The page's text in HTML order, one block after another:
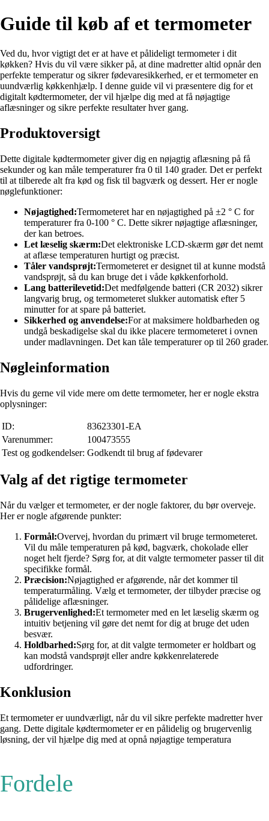
Guide til køb af et termometer
Ved du, hvor vigtigt det er at have et pålideligt termometer i dit
køkken? Hvis du vil være sikker på, at dine madretter altid opnår den
perfekte temperatur og sikrer fødevaresikkerhed, er et termometer en
uundværlig køkkenhjælp. I denne guide vil vi præsentere dig for et
digitalt kødtermometer, der vil hjælpe dig med at få nøjagtige
aflæsninger og sikre perfekte resultater hver gang.
Produktoversigt
Dette digitale kødtermometer giver dig en nøjagtig aflæsning på få
sekunder og kan måle temperaturer fra 0 til 140 grader. Det er perfekt
til at tilberede alt fra kød og fisk til bagværk og dessert. Her er nogle
nøglefunktioner:
Nøjagtighed:Termometeret har en nøjagtighed på ±2 ° C for
temperaturer fra 0-100 ° C. Dette sikrer nøjagtige aflæsninger,
der kan betroes.
Let læselig skærm:Det elektroniske LCD-skærm gør det nemt
at aflæse temperaturen hurtigt og præcist.
Tåler vandsprøjt:Termometeret er designet til at kunne modstå
vandsprøjt, så du kan bruge det i våde køkkenforhold.
Lang batterilevetid:Det medfølgende batteri (CR 2032) sikrer
langvarig brug, og termometeret slukker automatisk efter 5
minutter for at spare på batteriet.
Sikkerhed og anvendelse:For at maksimere holdbarheden og
undgå beskadigelse skal du ikke placere termometeret i ovnen
under madlavningen. Det kan tåle temperaturer op til 260 grader.
Nøgleinformation
Hvis du gerne vil vide mere om dette termometer, her er nogle ekstra
oplysninger:
ID:
83623301-EA
Varenummer:
100473555
Test og godkendelser: Godkendt til brug af fødevarer
Valg af det rigtige termometer
Når du vælger et termometer, er der nogle faktorer, du bør overveje.
Her er nogle afgørende punkter:
Formål:Overvej, hvordan du primært vil bruge termometeret.
Vil du måle temperaturen på kød, bagværk, chokolade eller
noget helt fjerde? Sørg for, at dit valgte termometer passer til dit
specifikke formål.
Præcision:Nøjagtighed er afgørende, når det kommer til
temperaturmåling. Vælg et termometer, der tilbyder præcise og
pålidelige aflæsninger.
Brugervenlighed:Et termometer med en let læselig skærm og
intuitiv betjening vil gøre det nemt for dig at bruge det uden
besvær.
Holdbarhed:Sørg for, at dit valgte termometer er holdbart og
kan modstå vandsprøjt eller andre køkkenrelaterede
udfordringer.
Konklusion
Et termometer er uundværligt, når du vil sikre perfekte madretter hver
gang. Dette digitale kødtermometer er en pålidelig og brugervenlig
løsning, der vil hjælpe dig med at opnå nøjagtige temperatura
Fordele